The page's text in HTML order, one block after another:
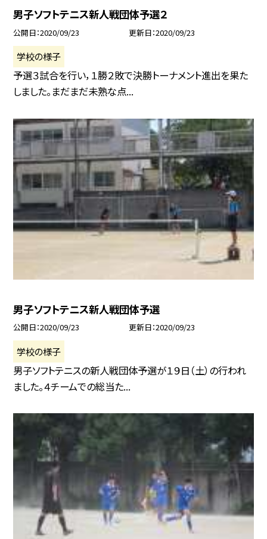
男子ソフトテニス新人戦団体予選２
公開日 2020/09/23 更新日 2020/09/23
学校の様子
予選３試合を行い，１勝２敗で決勝トーナメント進出を果た
しました。まだまだ未熟な点...
男子ソフトテニス新人戦団体予選
公開日 2020/09/23 更新日 2020/09/23
学校の様子
男子ソフトテニスの新人戦団体予選が１９日（土）の行われ
ました。４チームでの総当た...